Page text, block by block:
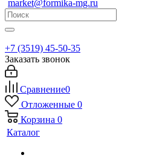
market@formika-mg.ru
+7 (3519) 45-50-35
Заказать звонок
Сравнение0
Отложенные 0
Корзина 0
Каталог